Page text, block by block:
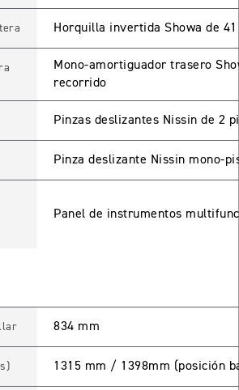
660
$11.390.000
Horquilla invertida Showa de
Mono-amortiguador trasero
recorrido
Pinzas deslizantes Nissin de 2
Pinza deslizante Nissin mono-
Panel de instrumentos
834 mm
1315 mm / 1398mm (posición